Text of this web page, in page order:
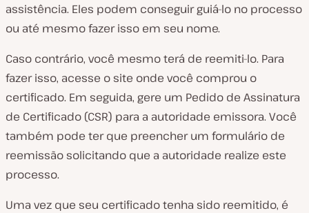
assistência. Eles podem conseguir guiá-lo no processo
ou até mesmo fazer isso em seu nome.
Caso contrário, você mesmo terá de reemiti-lo. Para
fazer isso, acesse o site onde você comprou o
certificado. Em seguida, gere um Pedido de Assinatura
de Certificado (CSR) para a autoridade emissora. Você
também pode ter que preencher um formulário de
reemissão solicitando que a autoridade realize este
processo.
Uma vez que seu certificado tenha sido reemitido, é